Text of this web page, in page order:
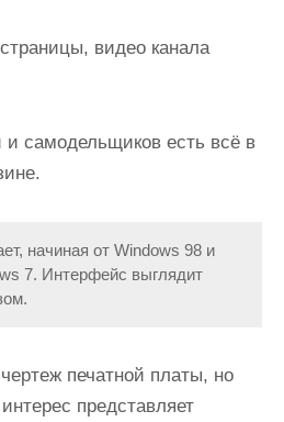
видео канала
самодельщиков есть всё в
начиная от Windows 98 и
7. Интерфейс выглядит
печатной платы, но
представляет